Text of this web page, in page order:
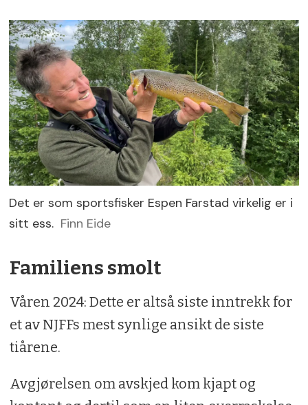
Det er som sportsfisker Espen Farstad virkelig er i
sitt ess. Finn Eide
Familiens smolt
Våren 2024: Dette er altså siste inntrekk for
et av NJFFs mest synlige ansikt de siste
tiårene.
Avgjørelsen om avskjed kom kjapt og